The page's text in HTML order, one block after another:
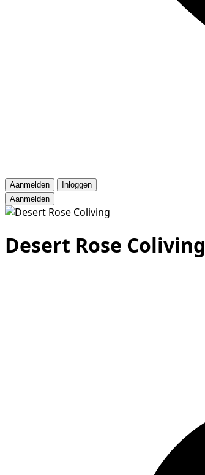
Aanmelden
Inloggen
Aanmelden
Desert Rose Coliving